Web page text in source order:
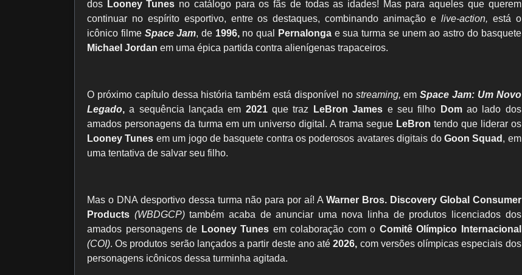
dos Looney Tunes no catálogo para os fãs de todas as idades! Mas para aqueles que querem
continuar no espírito esportivo, entre os destaques, combinando animação e live-action, está o
icônico filme Space Jam, de 1996,no qual Pernalonga e sua turma se unem ao astro do basquete
Michael Jordan em uma épica partida contra alienígenas trapaceiros.
O próximo capítulo dessa história também está disponível no streaming, emSpace Jam: Um Novo
Legado, a sequência lançada em 2021que traz LeBron James e seu filho Domao lado dos
amados personagens da turma em um universo digital. A trama segue LeBron tendo que liderar os
Looney Tunes em um jogo de basquete contra os poderosos avatares digitais do Goon Squad , em
uma tentativa de salvar seu filho.
Mas o DNA desportivo dessa turma não para por aí! A Warner Bros. Discovery Global Consumer
Products (WBDGCP)também acaba de anunciar uma nova linha de produtos licenciados dos
amados personagens de Looney Tunes em colaboração com o Comitê Olímpico Internacional
(COI). Os produtos serão lançados a partir deste ano até2026, com versões olímpicas especiais dos
personagens icônicos dessa turminha agitada.